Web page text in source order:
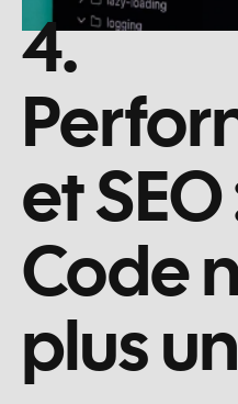
4.
et
Code
plus un